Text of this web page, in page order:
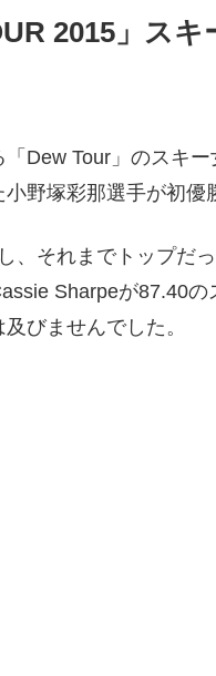
2015」ス
Dew Tour」のスキ
野塚彩那選手が初優
、それまでトップだ
Sharpeが87.40
びませんでした。